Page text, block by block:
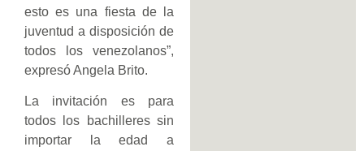
esto es una fiesta de la
juventud a disposición de
todos los venezolanos”,
expresó Angela Brito.
La invitación es para
todos los bachilleres sin
importar la edad a